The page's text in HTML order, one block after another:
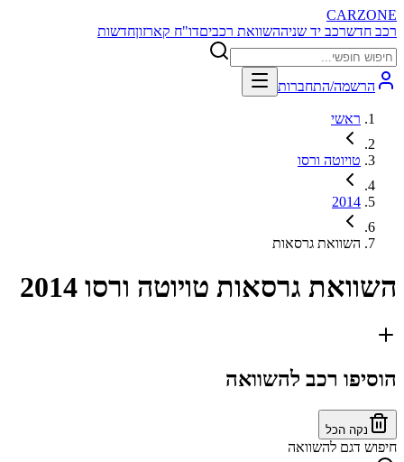
CARZONE
רכב חדשרכב יד שניההשוואת רכביםדו"ח קארזוןחדשות
הרשמה/התחברות
ראשי
טויוטה ורסו
2014
השוואת גרסאות
השוואת גרסאות טויוטה ורסו 2014
הוסיפו רכב להשוואה
נקה הכל
חיפוש דגם להשוואה